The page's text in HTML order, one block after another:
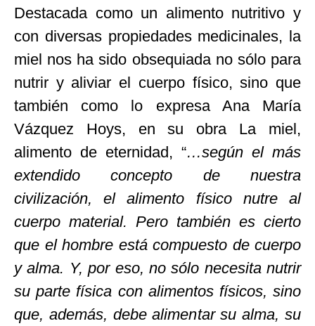
Destacada como un alimento nutritivo y
con diversas propiedades medicinales, la
miel nos ha sido obsequiada no sólo para
nutrir y aliviar el cuerpo físico, sino que
también como lo expresa Ana María
Vázquez Hoys, en su obra La miel,
alimento de eternidad, “…según el más
extendido concepto de nuestra
civilización, el alimento físico nutre al
cuerpo material. Pero también es cierto
que el hombre está compuesto de cuerpo
y alma. Y, por eso, no sólo necesita nutrir
su parte física con alimentos físicos, sino
que, además, debe alimentar su alma, su